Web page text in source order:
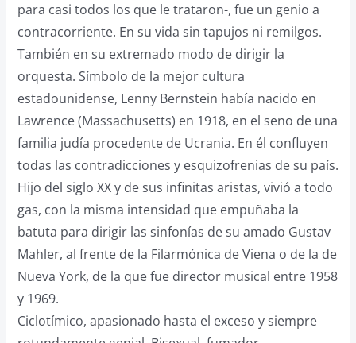
para casi todos los que le trataron-, fue un genio a
contracorriente. En su vida sin tapujos ni remilgos.
También en su extremado modo de dirigir la
orquesta. Símbolo de la mejor cultura
estadounidense, Lenny Bernstein había nacido en
Lawrence (Massachusetts) en 1918, en el seno de una
familia judía procedente de Ucrania. En él confluyen
todas las contradicciones y esquizofrenias de su país.
Hijo del siglo XX y de sus infinitas aristas, vivió a todo
gas, con la misma intensidad que empuñaba la
batuta para dirigir las sinfonías de su amado Gustav
Mahler, al frente de la Filarmónica de Viena o de la de
Nueva York, de la que fue director musical entre 1958
y 1969.
Ciclotímico, apasionado hasta el exceso y siempre